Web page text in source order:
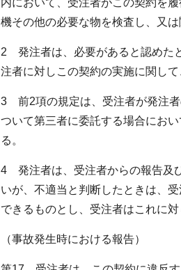
内において、受注者がこの契約を
機その他の必要な物を検査し、又
2 発注者は、必要があると認めた
注者に対しこの契約の実施に関し
3 前2項の規定は、受注者が発注者
ついて第三者に委託する場合にお
る。
4 発注者は、受注者からの報告及
いが、不適当と判断したときは、
できるものとし、受注者はこれに
（事故発生時における報告）